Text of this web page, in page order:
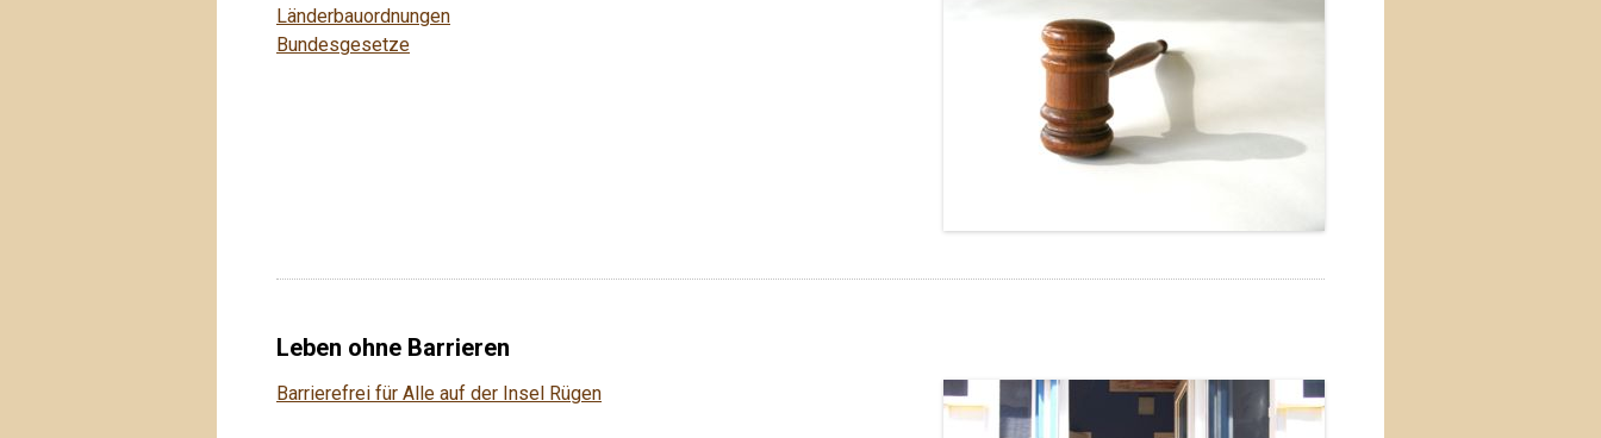
Länderbauordnungen
Bundesgesetze
Leben ohne Barrieren
Barrierefrei für Alle auf der Insel Rügen